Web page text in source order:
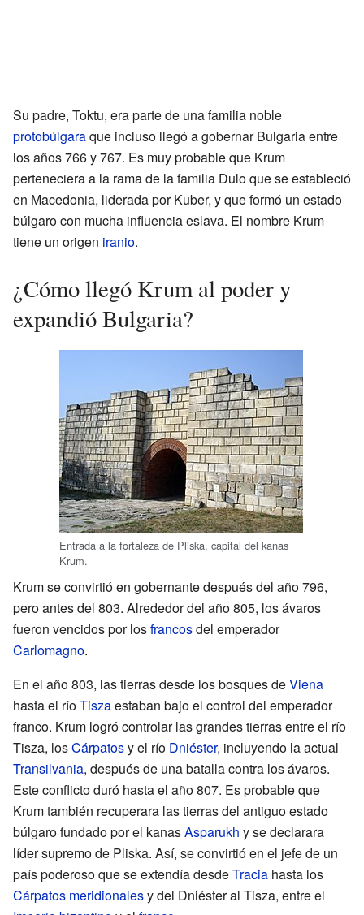
Su padre, Toktu, era parte de una familia noble
protobúlgaraque incluso llegó a gobernar Bulgaria entre
los años 766 y 767. Es muy probable que Krum
perteneciera a la rama de la familia Dulo que se estableció
en Macedonia, liderada por Kuber, y que formó un estado
búlgaro con mucha influencia eslava. El nombre Krum
tiene un origen iranio.
¿Cómo llegó Krum al poder y
expandió Bulgaria?
Entrada a la fortaleza de Pliska, capital del kanas
Krum.
Krum se convirtió en gobernante después del año 796,
pero antes del 803. Alrededor del año 805, los ávaros
fueron vencidos por losfrancosdel emperador
Carlomagno.
En el año 803, las tierras desde los bosques deViena
hasta el ríoTiszaestaban bajo el control del emperador
franco. Krum logró controlar las grandes tierras entre el río
Tisza, losCárpatosy el río Dniéster, incluyendo la actual
Transilvania, después de una batalla contra los ávaros.
Este conflicto duró hasta el año 807. Es probable que
Krum también recuperara las tierras del antiguo estado
búlgaro fundado por el kanasAsparukh y se declarara
líder supremo de Pliska. Así, se convirtió en el jefe de un
país poderoso que se extendía desdeTracia hasta los
Cárpatos meridionalesy del Dniéster al Tisza, entre el